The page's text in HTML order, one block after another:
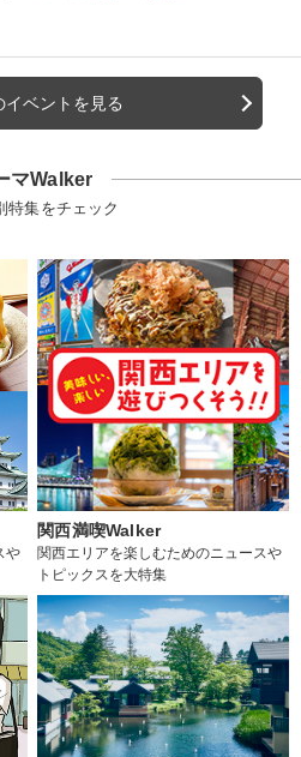
イベントを見る
マWalker
特集をチェック
や
関西満喫Walker
関西エリアを楽しむためのニュースや
トピックスを大特集